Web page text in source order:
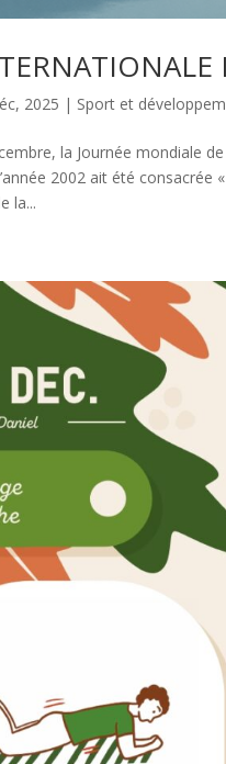
2025 | Sport et
la Journée mondiale
2002 ait été
la...